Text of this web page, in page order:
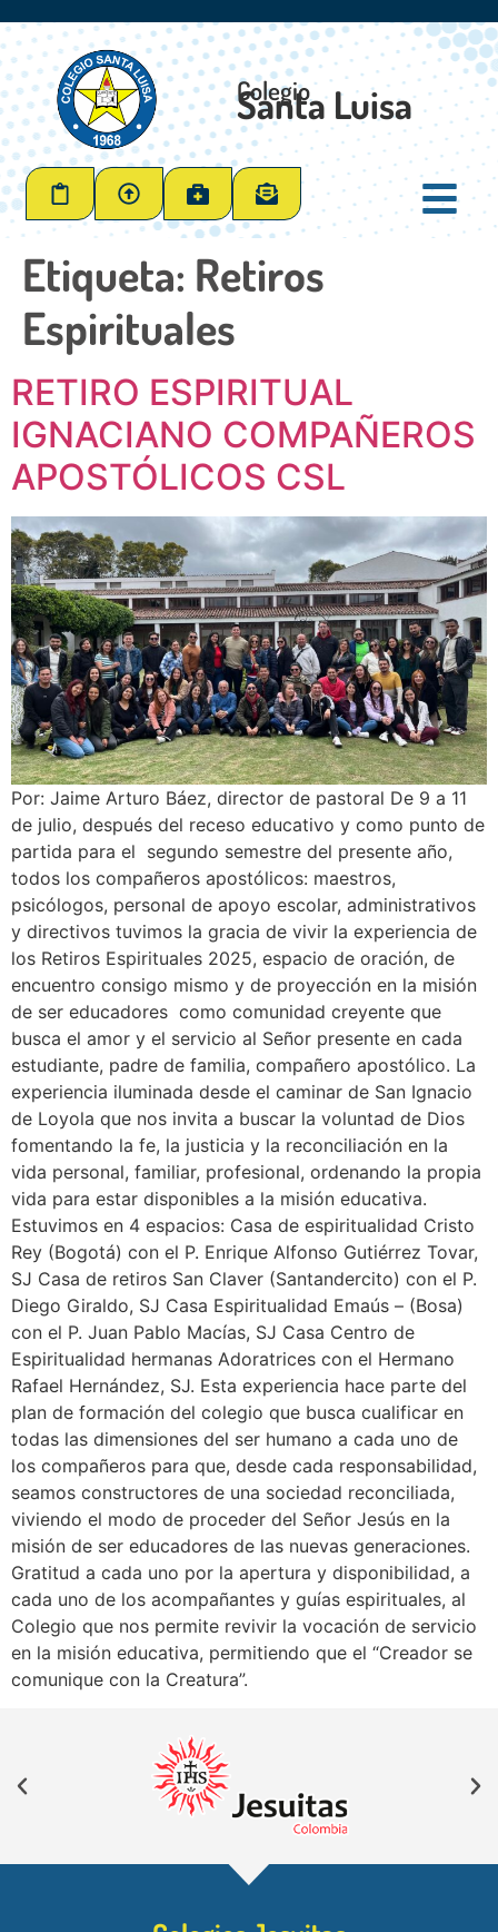
Colegio
Santa Luisa
Etiqueta: Retiros
Espirituales
RETIRO ESPIRITUAL
IGNACIANO COMPAÑEROS
APOSTÓLICOS CSL
Por: Jaime Arturo Báez, director de pastoral De 9 a 11
de julio, después del receso educativo y como punto de
partida para el segundo semestre del presente año,
todos los compañeros apostólicos: maestros,
psicólogos, personal de apoyo escolar, administrativos
y directivos tuvimos la gracia de vivir la experiencia de
los Retiros Espirituales 2025, espacio de oración, de
encuentro consigo mismo y de proyección en la misión
de ser educadores como comunidad creyente que
busca el amor y el servicio al Señor presente en cada
estudiante, padre de familia, compañero apostólico. La
experiencia iluminada desde el caminar de San Ignacio
de Loyola que nos invita a buscar la voluntad de Dios
fomentando la fe, la justicia y la reconciliación en la
vida personal, familiar, profesional, ordenando la propia
vida para estar disponibles a la misión educativa.
Estuvimos en 4 espacios: Casa de espiritualidad Cristo
Rey (Bogotá) con el P. Enrique Alfonso Gutiérrez Tovar,
SJ Casa de retiros San Claver (Santandercito) con el P.
Diego Giraldo, SJ Casa Espiritualidad Emaús – (Bosa)
con el P. Juan Pablo Macías, SJ Casa Centro de
Espiritualidad hermanas Adoratrices con el Hermano
Rafael Hernández, SJ. Esta experiencia hace parte del
plan de formación del colegio que busca cualificar en
todas las dimensiones del ser humano a cada uno de
los compañeros para que, desde cada responsabilidad,
seamos constructores de una sociedad reconciliada,
viviendo el modo de proceder del Señor Jesús en la
misión de ser educadores de las nuevas generaciones.
Gratitud a cada uno por la apertura y disponibilidad, a
cada uno de los acompañantes y guías espirituales, al
Colegio que nos permite revivir la vocación de servicio
en la misión educativa, permitiendo que el “Creador se
comunique con la Creatura”.